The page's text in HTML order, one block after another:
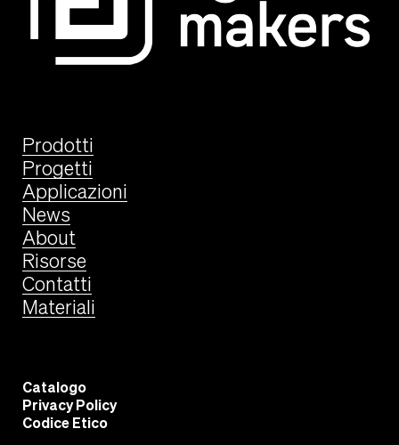
Prodotti
Progetti
Applicazioni
News
About
Risorse
Contatti
Materiali
Catalogo
Privacy Policy
Codice Etico